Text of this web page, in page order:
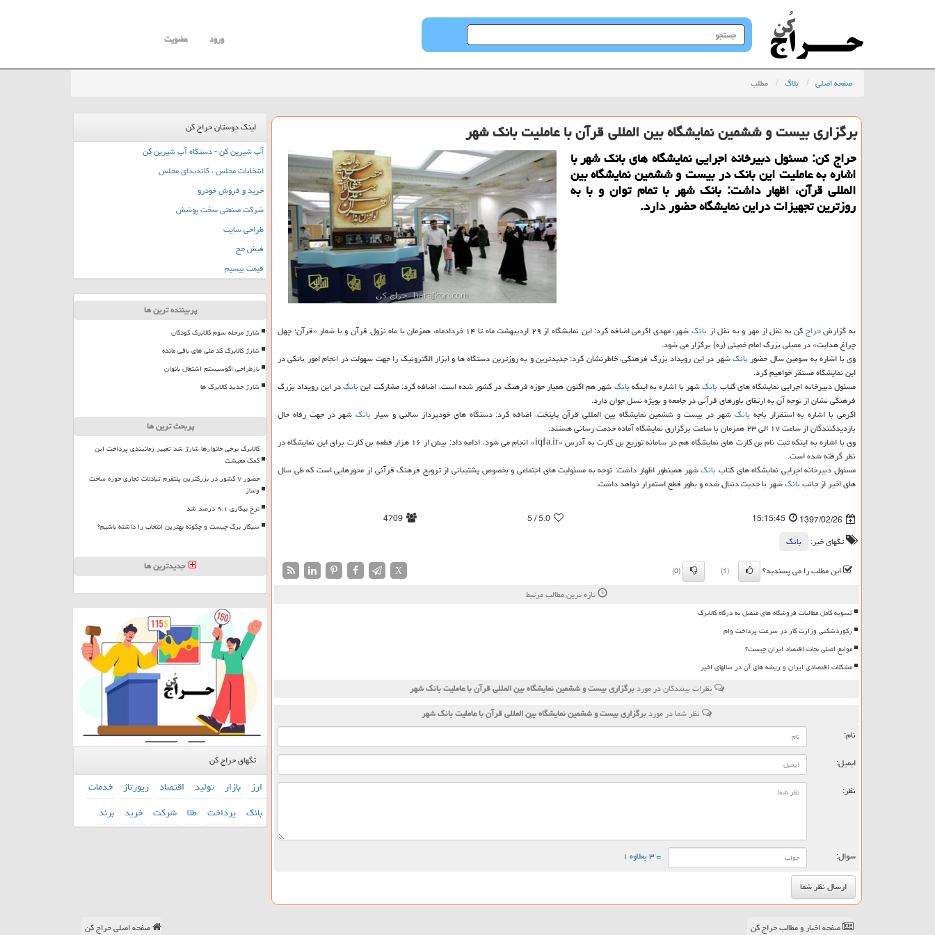
جستجو
در
ورود عضویت
صفحه اصلی بلاگ مطلب
برگزاری بیست و ششمین نمایشگاه بین المللی قرآن با عاملیت بانك شهر
حراج كن: مسئول دبیرخانه اجرایی نمایشگاه های بانك شهر با
اشاره به عاملیت این بانك در بیست و ششمین نمایشگاه بین
المللی قرآن، اظهار داشت: بانك شهر با تمام توان و با به
روزترین تجهیزات دراین نمایشگاه حضور دارد.
به گزارشحراجكن به نقل از مهر و به نقل ازبانك
شهر، مهدی اكرمی اضافه كرد: این نمایشگاه از ۲۹ اردیبهشت ماه تا ۱۴ خردادماه، همزمان با ماه نزول قرآن و با شعار «قرآن؛ چهل
چراغ هدایت» در مصلی بزرگ امام خمینی (ره) برگزار می شود.
وی با اشاره به سومین سال حضوربانكشهر در این رویداد بزرگ فرهنگی، خاطرنشان كرد: جدیدترین و به روزترین دستگاه ها و ابزار الكترونیك را جهت سهولت در انجام امور بانكی در
این نمایشگاه مستقر خواهیم كرد.
مسئول دبیرخانه اجرایی نمایشگاه های كتاببانكشهر با اشاره به اینكهبانكشهر هم اكنون همیار حوزه فرهنگ در كشور شده است، اضافه كرد: مشاركت اینبانكدر این رویداد بزرگ
فرهنگی نشان از توجه آن به ارتقای باورهای قرآنی در جامعه و بویژه نسل جوان دارد.
اكرمی با اشاره به استقرار باجهبانك شهر در بیست و ششمین نمایشگاه بین المللی قرآن پایتخت، اضافه كرد: دستگاه های خودپرداز سالنی و سیار بانكشهر در جهت رفاه حال
بازدیدكنندگان از ساعت ۱۷ الی ۲۳ همزمان با ساعت برگزاری نمایشگاه آماده خدمت رسانی هستند.
وی با اشاره به اینكه ثبت نام بن كارت های نمایشگاه هم در سامانه توزیع بن كارت به آدرس «iqfa.ir» انجام می شود، ادامه داد: بیش از ۱۶ هزار قطعه بن كارت برای این نمایشگاه در
نظر گرفته شده است.
مسئول دبیرخانه اجرایی نمایشگاه های كتاببانكشهر همینطور اظهار داشت: توجه به مسئولیت های اجتماعی و بخصوص پشتیبانی از ترویج فرهنگ قرآنی از محورهایی است كه طی سال
های اخیر از جانببانكشهر با جدیت دنبال شده و بطور قطع استمرار خواهد داشت.
1397/02/26
15:15:45
5.0
/ 5
4709
تگهای خبر:
بانك
این مطلب را می پسندید؟
(1)
(0)
X
تازه ترین مطالب مرتبط
تسویه کامل مطالبات فروشگاه های متصل به درگاه کالابرگ
رکوردشکنی وزارت کار در سرعت پرداخت وام
موانع اصلی نجات اقتصاد ایران چیست؟
مشکلات اقتصادی ایران و ریشه های آن در سالهای اخیر
نظرات بینندگان در موردبرگزاری بیست و ششمین نمایشگاه بین المللی قرآن با عاملیت بانك شهر
نظر شما در موردبرگزاری بیست و ششمین نمایشگاه بین المللی قرآن با عاملیت بانك شهر
نام:
ایمیل:
نظر:
سوال: = ۳ بعلاوه ۱
لینک دوستان حراج کن
آب شیرین کن - دستگاه آب شیرین کن
انتخابات مجلس ، کاندیدای مجلس
خرید و فروش خودرو
شرکت صنعتی سخت پوشش
طراحی سایت
فیش حج
قیمت بیسیم
پربیننده ترین ها
شارژ مرحله سوم کالابرگ کودکان
شارژ کالابرگ کد ملی های باقی مانده
بازطراحی اکوسیستم اشتغال بانوان
شارژ جدید کالابرگ ها
پربحث ترین ها
کالابرگ برخی خانوارها شارژ شد تغییر زمانبندی پرداخت این
کمک معیشت
حضور ۷ کشور در بزرگترین پلتفرم تبادلات تجاری حوزه ساخت
وساز
نرخ بیکاری ۹،۱ درصد شد
سیگار برگ چیست و چگونه بهترین انتخاب را داشته باشیم؟
جدیدترین ها
تگهای حراج کن
ارز بازار تولید اقتصاد رپورتاژ خدمات
بانك پرداخت طلا شركت خرید برند
صفحه اخبار و مطالب حراج کن صفحه اصلی حراج کن